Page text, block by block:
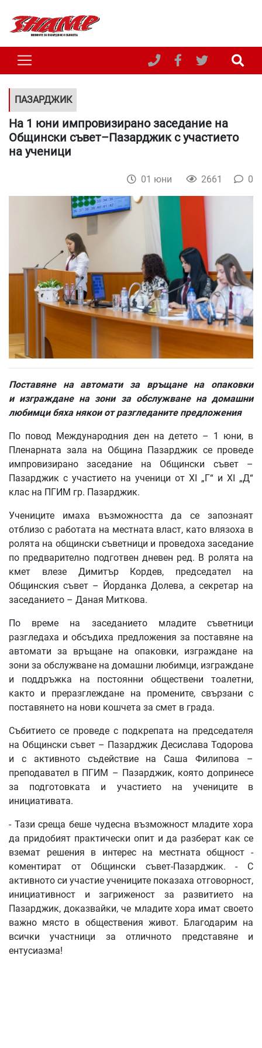
ПАЗАРДЖИК
На 1 юни импровизирано заседание на
Общински съвет–Пазарджик с участието
на ученици
01 юни 2661 0
Поставяне на автомати за връщане на опаковки
и изграждане на зони за обслужване на домашни
любимци бяха някои от разгледаните предложения
По повод Международния ден на детето – 1 юни, в
Пленарната зала на Община Пазарджик се проведе
импровизирано заседание на Общински съвет –
Пазарджик с участието на ученици от XI „Г“ и XI „Д“
клас на ПГИМ гр. Пазарджик.
Учениците имаха възможността да се запознаят
отблизо с работата на местната власт, като влязоха в
ролята на общински съветници и проведоха заседание
по предварително подготвен дневен ред. В ролята на
кмет влезе Димитър Кордев, председател на
Общинския съвет – Йорданка Долева, а секретар на
заседанието – Даная Миткова.
По време на заседанието младите съветници
разгледаха и обсъдиха предложения за поставяне на
автомати за връщане на опаковки, изграждане на
зони за обслужване на домашни любимци, изграждане
и поддръжка на постоянни обществени тоалетни,
както и преразглеждане на промените, свързани с
поставянето на нови кошчета за смет в града.
Събитието се проведе с подкрепата на председателя
на Общински съвет – Пазарджик Десислава Тодорова
и с активното съдействие на Саша Филипова –
преподавател в ПГИМ – Пазарджик, която допринесе
за подготовката и участието на учениците в
инициативата.
- Тази среща беше чудесна възможност младите хора
да придобият практически опит и да разберат как се
вземат решения в интерес на местната общност -
коментират от Общински съвет-Пазарджик. - С
активното си участие учениците показаха отговорност,
инициативност и загриженост за развитието на
Пазарджик, доказвайки, че младите хора имат своето
важно място в обществения живот. Благодарим на
всички участници за отличното представяне и
ентусиазма!